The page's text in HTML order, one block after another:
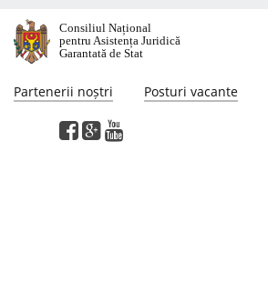
Consiliul Național
pentru Asistența Juridică
Garantată de Stat
Partenerii noștri Posturi vacante